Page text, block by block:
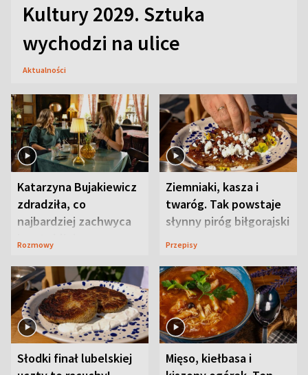
Kultury 2029. Sztuka
wychodzi na ulice
Aktualności
Katarzyna Bujakiewicz
zdradziła, co
najbardziej zachwyca
ją w Lublinie
Rozmowy
Ziemniaki, kasza i
twaróg. Tak powstaje
słynny piróg biłgorajski
Przepisy
Słodki finał lubelskiej
Mięso, kiełbasa i